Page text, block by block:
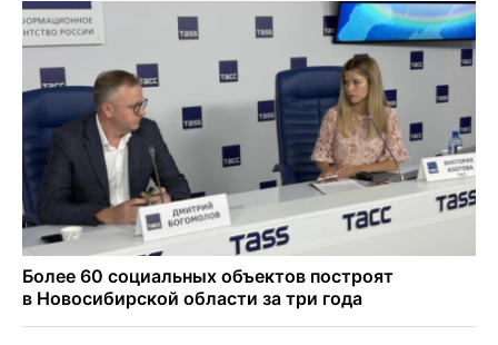
В Новосибирске по КРТ сдали первую очередь
миниполиса «Фора»
О пустырях в центре Новосибирска из-за лимита
площади КРТ предупредили эксперты